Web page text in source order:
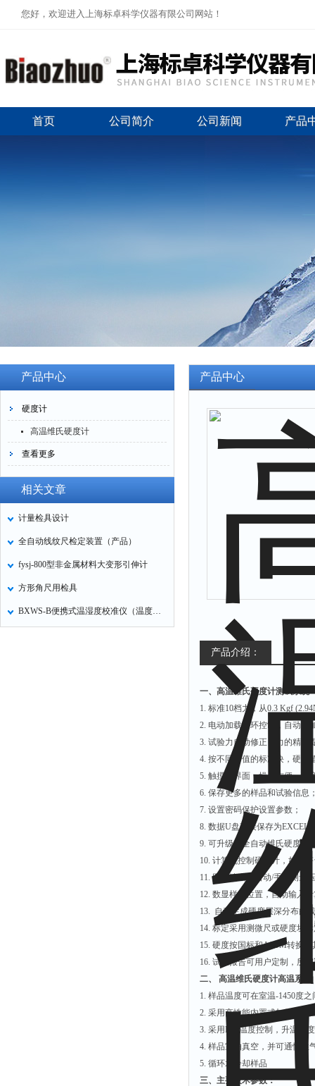
您好，欢迎进入上海标卓科学仪器有限公司网站！
首页 公司简介 公司新闻 产品
产品中心
硬度计
高温维氏硬度计
查看更多
相关文章
计量检具设计
全自动线纹尺检定装置（产品）
fysj-800型非金属材料大变形引伸计
方形角尺用检具
BXWS-B便携式温湿度校准仪（温度可调湿度发生器）
产品中心
产品介绍：
一、高温维氏硬度计测试系统
1. 标准10档力，从0.3 Kgf
2. 电动加载闭环控制，自动施
3. 试验力自动修正，力的精度
4. 按不同力值的标准块，硬度
5. 触摸屏界面，操作方便，任
6. 保存更多的样品和试验信息
7. 设置密码保护设置参数；
8. 数据U盘直接保存为EXCEL
9. 可升级为全自动维氏硬度计
10. 计算机控制硬度计，如转
11. 图像清晰，自动/手动测量
12. 数显样品位置，自动输入
13. 自动生成硬度层深分布曲线
14. 标定采用测微尺或硬度块
15. 硬度按国标和ASTM转换
16. 试验报告可用户定制，所
二、 高温维氏硬度计高温系统
1. 样品温度可在室温-1450度
2. 采用高性能内置式加热体升
3. 采用PID温度控制，升温速
4. 样品室抽真空，并可通惰性
5. 循环水冷却样品
三、主要技术参数：